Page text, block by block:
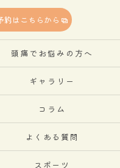
約はこちらから
頭痛でお悩みの方へ
ギャラリー
コラム
よくある質問
スポーツ